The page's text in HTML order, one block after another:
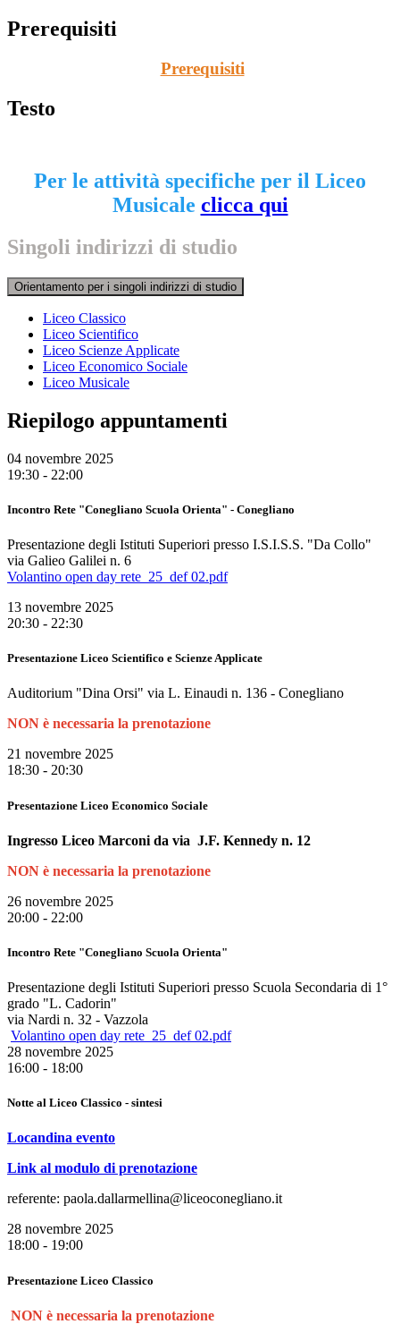
Prerequisiti
Prerequisiti
Testo
Per le attività specifiche per il Liceo
Musicale clicca qui
Singoli indirizzi di studio
Orientamento per i singoli indirizzi di studio
Liceo Classico
Liceo Scientifico
Liceo Scienze Applicate
Liceo Economico Sociale
Liceo Musicale
Riepilogo appuntamenti
04 novembre 2025
19:30 - 22:00
Incontro Rete "Conegliano Scuola Orienta" - Conegliano
Presentazione degli Istituti Superiori presso I.S.I.S.S. "Da Collo"
via Galieo Galilei n. 6
Volantino open day rete_25_def 02.pdf
13 novembre 2025
20:30 - 22:30
Presentazione Liceo Scientifico e Scienze Applicate
Auditorium "Dina Orsi" via L. Einaudi n. 136 - Conegliano
NON è necessaria la prenotazione
21 novembre 2025
18:30 - 20:30
Presentazione Liceo Economico Sociale
Ingresso Liceo Marconi da via J.F. Kennedy n. 12
NON è necessaria la prenotazione
26 novembre 2025
20:00 - 22:00
Incontro Rete "Conegliano Scuola Orienta"
Presentazione degli Istituti Superiori presso Scuola Secondaria di 1°
grado "L. Cadorin"
via Nardi n. 32 - Vazzola
Volantino open day rete_25_def 02.pdf
28 novembre 2025
16:00 - 18:00
Notte al Liceo Classico - sintesi
Locandina evento
Link al modulo di prenotazione
referente: paola.dallarmellina@liceoconegliano.it
28 novembre 2025
18:00 - 19:00
Presentazione Liceo Classico
NON è necessaria la prenotazione